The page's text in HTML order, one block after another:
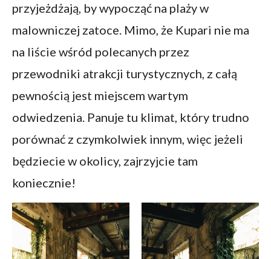
przyjeżdżają, by wypocząć na plaży w
malowniczej zatoce. Mimo, że Kupari nie ma
na liście wśród polecanych przez
przewodniki atrakcji turystycznych, z całą
pewnością jest miejscem wartym
odwiedzenia. Panuje tu klimat, który trudno
porównać z czymkolwiek innym, więc jeżeli
będziecie w okolicy, zajrzyjcie tam
koniecznie!